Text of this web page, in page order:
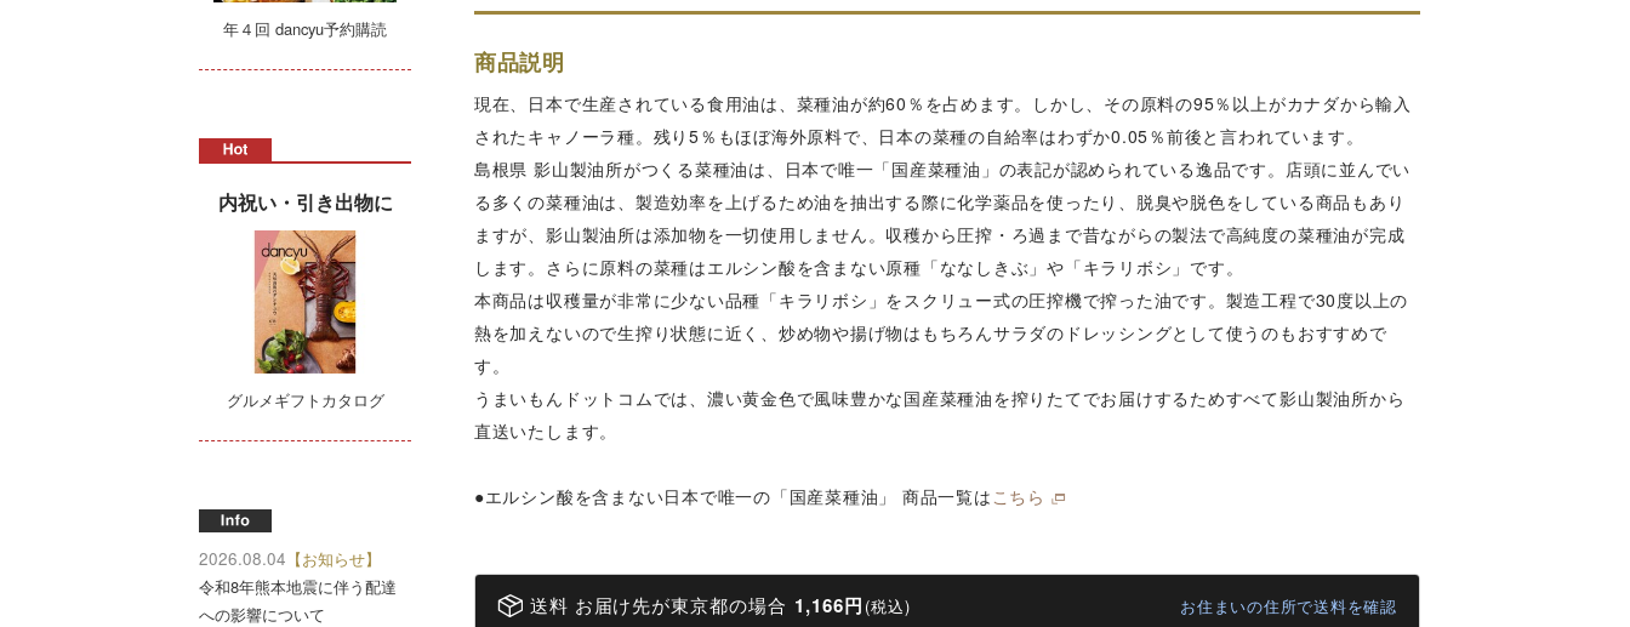
商品説明
現在、日本で生産されている食用油は、菜種油が約60％を占めます。しかし、その原料の95％以上がカナダから輸入
されたキャノーラ種。残り5％もほぼ海外原料で、日本の菜種の自給率はわずか0.05％前後と言われています。
島根県 影山製油所がつくる菜種油は、日本で唯一「国産菜種油」の表記が認められている逸品です。店頭に並んでい
る多くの菜種油は、製造効率を上げるため油を抽出する際に化学薬品を使ったり、脱臭や脱色をしている商品もあり
ますが、影山製油所は添加物を一切使用しません。収穫から圧搾・ろ過まで昔ながらの製法で高純度の菜種油が完成
します。さらに原料の菜種はエルシン酸を含まない原種「ななしきぶ」や「キラリボシ」です。
本商品は収穫量が非常に少ない品種「キラリボシ」をスクリュー式の圧搾機で搾った油です。製造工程で30度以上の
熱を加えないので生搾り状態に近く、炒め物や揚げ物はもちろんサラダのドレッシングとして使うのもおすすめで
す。
うまいもんドットコムでは、濃い黄金色で風味豊かな国産菜種油を搾りたてでお届けするためすべて影山製油所から
直送いたします。
●エルシン酸を含まない日本で唯一の「国産菜種油」 商品一覧は こちら
送料 お届け先が東京都の場合 1,166円 (税込) お住まいの住所で送料を確認
年４回 dancyu予約購読
内祝い・引き出物に
グルメギフトカタログ
2026.08.04 【お知らせ】
令和8年熊本地震に伴う配達
への影響について